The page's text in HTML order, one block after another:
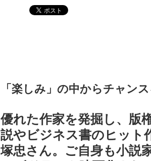
「楽しみ」の中からチャン
優れた作家を発掘し、版
説やビジネス書のヒット
塚忠さん。ご自身も小説